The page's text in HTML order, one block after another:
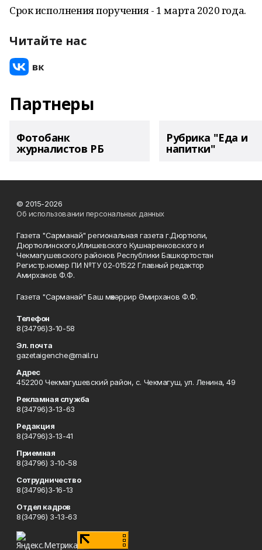
Срок исполнения поручения - 1 марта 2020 года.
Читайте нас
Партнеры
Фотобанк
журналистов РБ
Рубрика "Еда и
напитки"
© 2015-2026
Об использовании персональных данных
Газета "Сарманай" региональная газета г.Дюртюли,
Дюртюлинского,Илишевского Кушнаренковского и
Чекмагушевского районов Республики Башкортостан
Регистр.номер ПИ №ТУ 02-01522 Главный редактор
Амирханов Ф.Ф.
Газета "Сарманай" Баш мөхәррир Әмирханов Ф.Ф.
Телефон
8(34796)3-10-58
Эл. почта
gazetaigenche@mail.ru
Адрес
452200 Чекмагушевский район, с. Чекмагуш, ул. Ленина, 49
Рекламная служба
8(34796)3-13-63
Редакция
8(34796)3-13-41
Приемная
8(34796) 3-10-58
Сотрудничество
8(34796)3-16-13
Отдел кадров
8(34796) 3-13-63